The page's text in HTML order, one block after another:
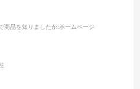
商品を知りましたか:ホームページ